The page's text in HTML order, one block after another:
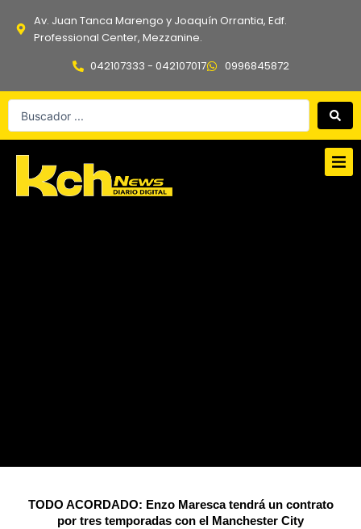
Av. Juan Tanca Marengo y Joaquín Orrantia, Edf.
Professional Center, Mezzanine.
042107333 - 042107017
0996845872
Search
TODO ACORDADO: Enzo Maresca tendrá un contrato
por tres temporadas con el Manchester City